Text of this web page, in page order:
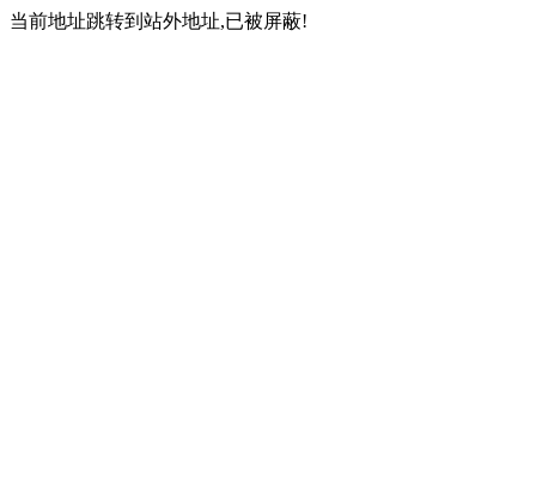
当前地址跳转到站外地址,已被屏蔽!